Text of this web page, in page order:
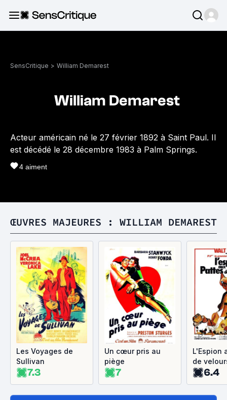
SensCritique > William Demarest
William Demarest
Acteur américain né le 27 février 1892 à Saint Paul. Il
est décédé le 28 décembre 1983 à Palm Springs.
4 aiment
ŒUVRES MAJEURES : WILLIAM DEMAREST
Les Voyages de
Sullivan
7.3
Un cœur pris au
piège
7
L'Espion
de
6.4